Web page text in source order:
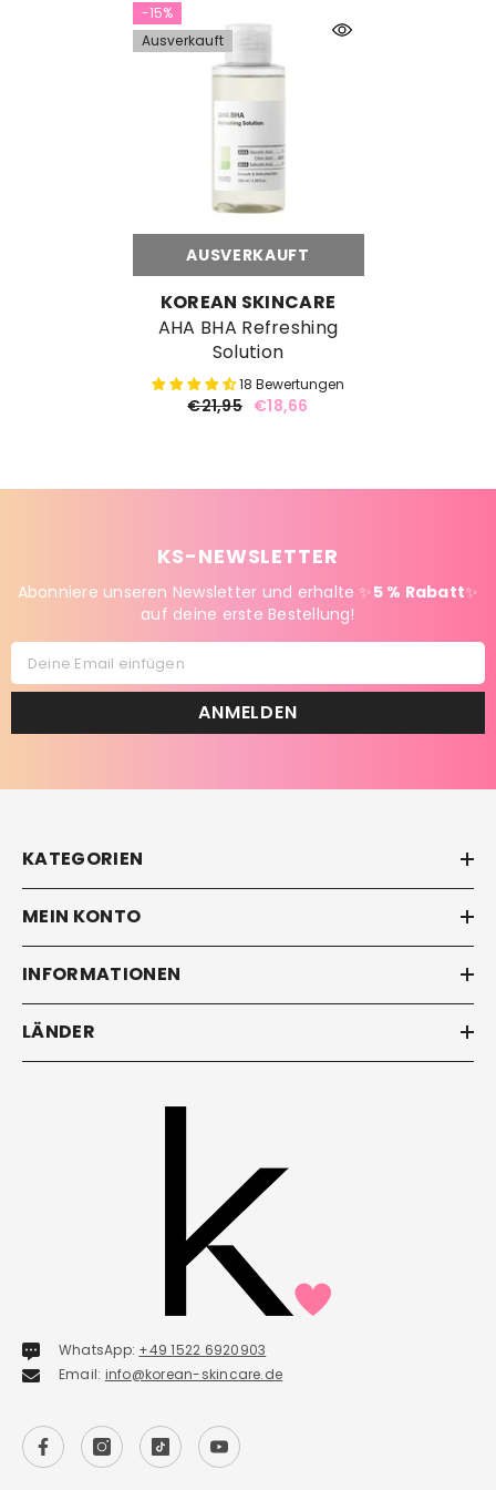
-15%
Ausverkauft
AUSVERKAUFT
MARKE:
KOREAN SKINCARE
AHA BHA Refreshing
Solution
18 Bewertungen
€21,95 €18,66
KS-NEWSLETTER
Abonniere unseren Newsletter und erhalte ✨5 % Rabatt✨
auf deine erste Bestellung!
Deine Email einfügen
ANMELDEN
KATEGORIEN
MEIN KONTO
INFORMATIONEN
LÄNDER
WhatsApp: +49 1522 6920903
Email: info@korean-skincare.de